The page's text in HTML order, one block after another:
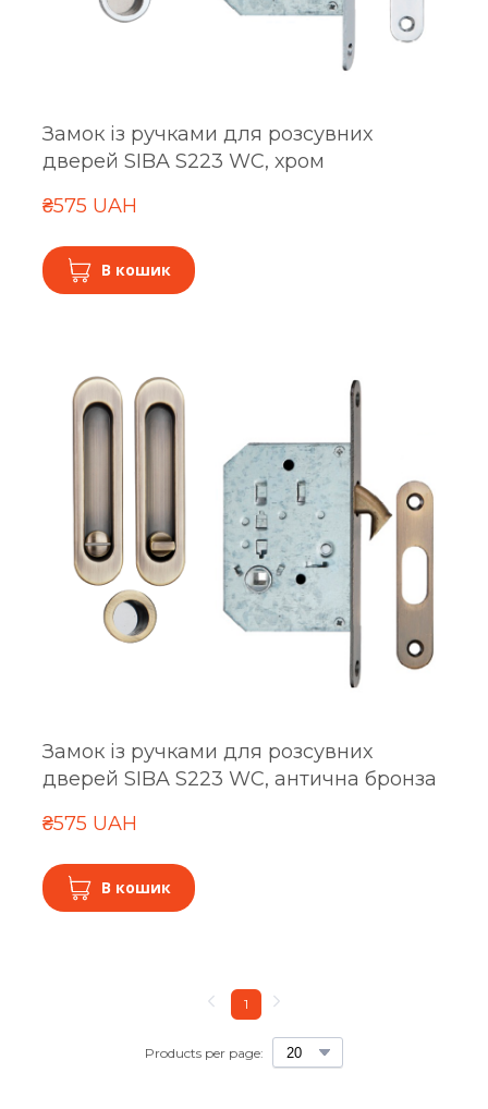
Замок із ручками для розсувних
дверей SIBA S223 WC, хром
₴575 UAH
В кошик
Замок із ручками для розсувних
дверей SIBA S223 WC, антична бронза
₴575 UAH
В кошик
Products per page:
1